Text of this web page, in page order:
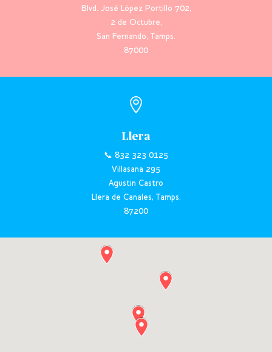
Blvd. José López Portillo 702,
2 de Octubre,
San Fernando, Tamps.
87000

Llera
📞 832 323 0125
Villasana 295
Agustin Castro
Llera de Canales, Tamps.
87200